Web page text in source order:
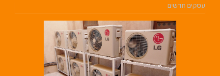
עסקים חדשים